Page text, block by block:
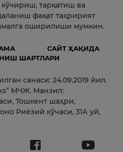
тарқатиш ва
фақат таҳририят
оширилиши мумкин.
САЙТ ҲАҚИДА
ШАРТЛАРИ
санаси: 24.09.2019 йил.
МЧЖ. Манзил:
Тошкент шаҳри,
Риёзий кўчаси, 31А уй,